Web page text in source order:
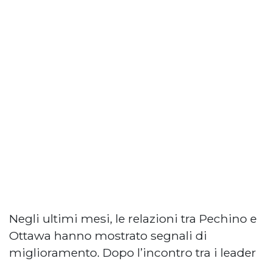
Negli ultimi mesi, le relazioni tra Pechino e
Ottawa hanno mostrato segnali di
miglioramento. Dopo l’incontro tra i leader